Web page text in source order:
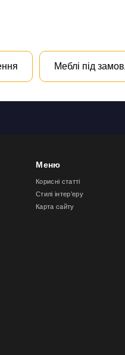
Меблі під
Меню
Корисні статті
Стилі інтер’еру
Карта сайту